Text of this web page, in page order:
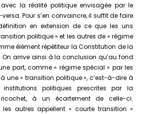
la réalité politique envisagée par le
Pour s’en convaincre, il suffit de faire
en extension de ce que les uns
politique » et les autres de « régime
élément répétiteur la Constitution de la
On arrive ainsi à la conclusion qu’au fond
part, comme « régime spécial » par les
une « transition politique », c’est-à-dire à
politiques prescrites par la
à un écartement de celle-ci.
les autres appellent « courte transition »